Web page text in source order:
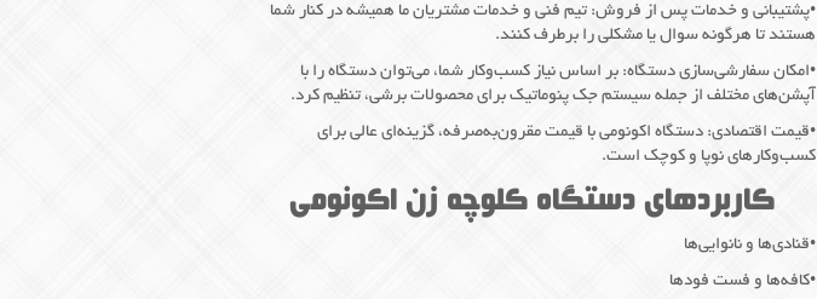
•پشتیبانی و خدمات پس از فروش: تیم فنی و خدمات مشتریان ما همیشه در کنار شما
هستند تا هرگونه سوال یا مشکلی را برطرف کنند.
•امکان سفارشی‌سازی دستگاه: بر اساس نیاز کسب‌وکار شما، می‌توان دستگاه را با
آپشن‌های مختلف از جمله سیستم جک پنوماتیک برای محصولات برشی، تنظیم کرد.
•قیمت اقتصادی: دستگاه اکونومی با قیمت مقرون‌به‌صرفه، گزینه‌ای عالی برای
کسب‌وکارهای نوپا و کوچک است.
کاربردهای دستگاه کلوچه زن اکونومی
•قنادی‌ها و نانوایی‌ها
•کافه‌ها و فست فودها